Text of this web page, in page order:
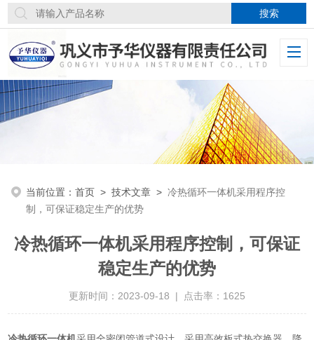
当前位置：首页 >技术文章 >冷热循环一体机采用程序控
制，可保证稳定生产的优势
冷热循环一体机采用程序控制，可保证
稳定生产的优势
更新时间：2023-09-18 | 点击率：1625